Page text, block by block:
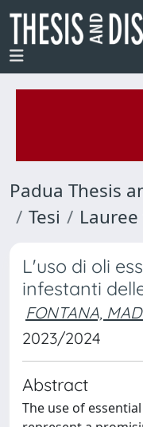
Padua Thesis
Tesi
L'uso di oli
infestanti
FONTANA,
2023/2024
Abstract
The use of